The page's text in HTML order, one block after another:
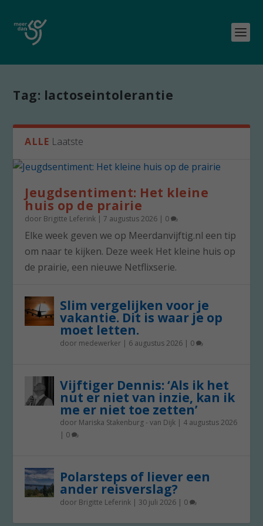
Tag: lactoseintolerantie
ALLE Laatste
Jeugdsentiment: Het kleine
huis op de prairie
door Brigitte Leferink |7 augustus 2026 | 0
Elke week geven we op Meerdanvijftig.nl een tip
om naar te kijken. Deze week Het kleine huis op
de prairie, een nieuwe Netflixserie.
Slim vergelijken voor je
vakantie. Dit is waar je op
moet letten.
door medewerker | 6 augustus 2026 | 0
Vijftiger Dennis: ‘Als ik het
nut er niet van inzie, kan ik
me er niet toe zetten’
door Mariska Stakenburg - van Dijk | 4 augustus 2026
| 0
Polarsteps of liever een
ander reisverslag?
door Brigitte Leferink | 30 juli 2026 | 0